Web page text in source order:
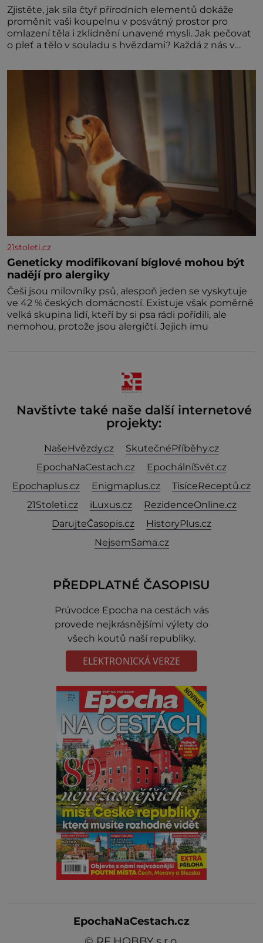
Zjistěte, jak síla čtyř přírodních elementů dokáže
proměnit vaši koupelnu v posvátný prostor pro
omlazení těla i zklidnění unavené mysli. Jak pečovat
o pleť a tělo v souladu s hvězdami? Každá z nás v
naší povaze, ale i v potřebách naší pokožky. Ohnivá
znamení Ženy narozené ve znamení Berana, Lva a
Střelce v sobě nesou žár, odvahu a neutuchající elán.
21stoleti.cz
Geneticky modifikovaní bíglové mohou být
nadějí pro alergiky
Češi jsou milovníky psů, alespoň jeden se vyskytuje
ve 42 % českých domácností. Existuje však poměrně
velká skupina lidí, kteří by si psa rádi pořídili, ale
nemohou, protože jsou alergičtí. Jejich imu
Navštivte také naše další internetové
projekty:
NašeHvězdy.cz
SkutečnéPříběhy.cz
EpochaNaCestach.cz
EpochálníSvět.cz
Epochaplus.cz
Enigmaplus.cz
TisíceReceptů.cz
21Stoleti.cz
iLuxus.cz
RezidenceOnline.cz
DarujteČasopis.cz
HistoryPlus.cz
NejsemSama.cz
PŘEDPLATNÉ ČASOPISU
Prúvodce Epocha na cestách vás
provede nejkrásnějšími výlety do
všech koutů naší republiky.
ELEKTRONICKÁ VERZE
EpochaNaCestach.cz